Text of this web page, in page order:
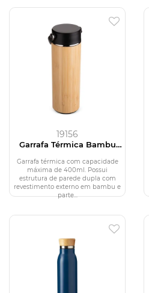
19156
Garrafa Térmica Bambu
Garrafa térmica com capacidade
máxima de 400ml. Possui
estrutura de parede dupla com
revestimento externo em bambu e
parte...